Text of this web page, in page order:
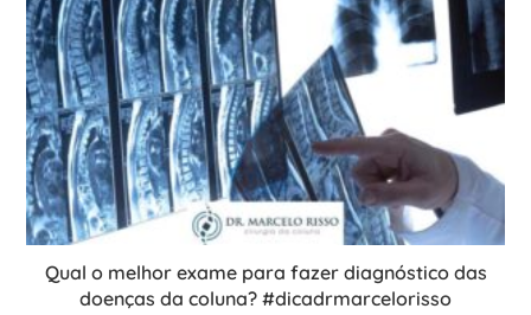
Qual o melhor exame para fazer diagnóstico das
doenças da coluna? #dicadrmarcelorisso